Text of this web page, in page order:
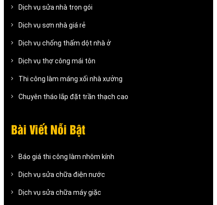
Dịch vụ sửa nhà trọn gói
Dịch vụ sơn nhà giá rẻ
Dịch vụ chống thấm dột nhà ở
Dịch vụ thợ công mái tôn
Thi công làm máng xối nhà xưởng
Chuyên tháo lắp đặt trần thạch cao
Bài Viết Nỗi Bật
Báo giá thi công làm nhôm kính
Dịch vụ sửa chữa điện nước
Dịch vụ sửa chữa máy giặc